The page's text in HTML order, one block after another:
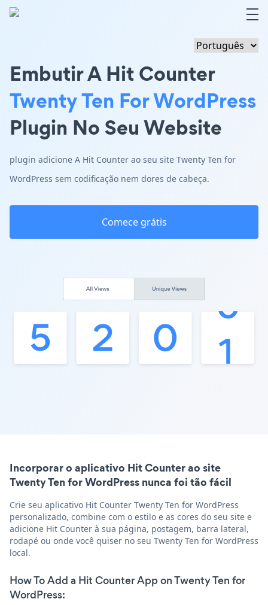
Embutir A Hit Counter
Twenty Ten For WordPress
Plugin No Seu Website
plugin adicione A Hit Counter ao seu site Twenty Ten for
WordPress sem codificação nem dores de cabeça.
Comece grátis
Incorporar o aplicativo Hit Counter ao site
Twenty Ten for WordPress nunca foi tão fácil
Crie seu aplicativo Hit Counter Twenty Ten for WordPress
personalizado, combine com o estilo e as cores do seu site e
adicione Hit Counter à sua página, postagem, barra lateral,
rodapé ou onde você quiser no seu Twenty Ten for WordPress
local.
How To Add a Hit Counter App on Twenty Ten for
WordPress: